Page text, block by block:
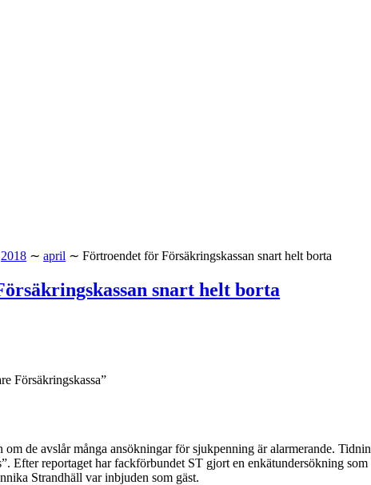
2018 ∼ april ∼ Förtroendet för Försäkringskassan snart helt borta
snart helt borta
Försäkringskassa”
de avslår många ansökningar för sjukpenning är alarmerande.
Efter reportaget har fackförbundet ST gjort en enkätundersökning
Strandhäll var inbjuden som gäst.